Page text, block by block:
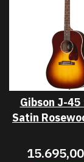
Gibson J-
Satin